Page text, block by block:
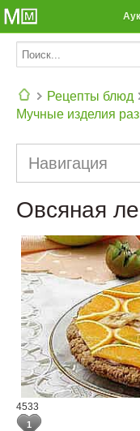
Рецепты блюд
Мучные изделия
Навигация
Овсяная
4533
1